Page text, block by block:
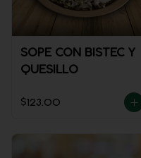
SOPE CON BISTEC Y
QUESILLO
$123.00